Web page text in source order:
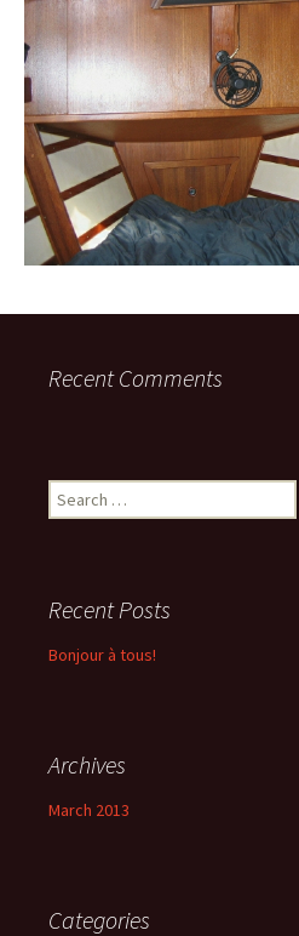
Recent Comments
Search
for:
Recent Posts
Bonjour à tous!
Archives
March 2013
Categories